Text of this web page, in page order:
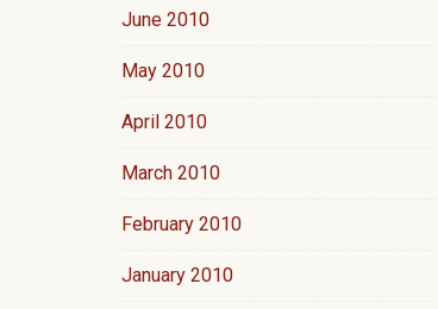
June 2010
May 2010
April 2010
March 2010
February 2010
January 2010